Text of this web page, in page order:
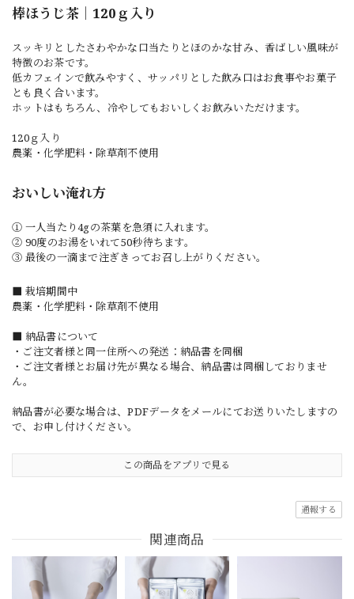
棒ほうじ茶｜120ｇ入り
スッキリとしたさわやかな口当たりとほのかな甘み、香ばしい風味が
特徴のお茶です。
低カフェインで飲みやすく、サッパリとした飲み口はお食事やお菓子
とも良く合います。
ホットはもちろん、冷やしてもおいしくお飲みいただけます。
120ｇ入り
農薬・化学肥料・除草剤不使用
おいしい淹れ方
① 一人当たり4gの茶葉を急須に入れます。
② 90度のお湯をいれて50秒待ちます。
③ 最後の一滴まで注ぎきってお召し上がりください。
■ 栽培期間中
農薬・化学肥料・除草剤不使用
■ 納品書について
・ご注文者様と同一住所への発送：納品書を同梱
・ご注文者様とお届け先が異なる場合、納品書は同梱しておりませ
ん。
納品書が必要な場合は、PDFデータをメールにてお送りいたしますの
で、お申し付けください。
この商品をアプリで見る
通報する
関連商品